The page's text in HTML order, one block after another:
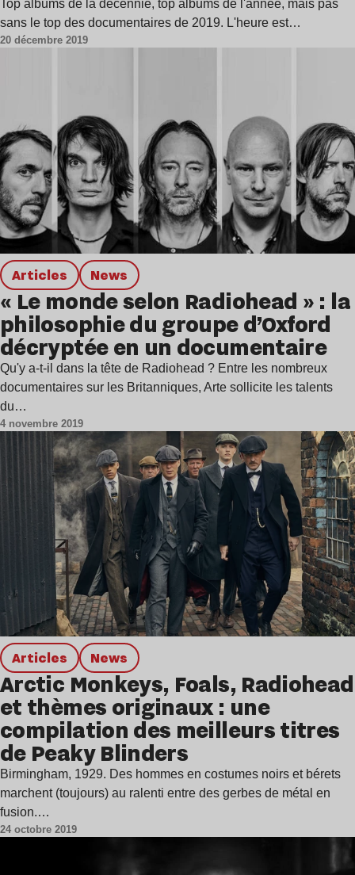
Top albums de la décennie, top albums de l'année, mais pas
sans le top des documentaires de 2019. L'heure est…
20 décembre 2019
Articles news
« Le monde selon Radiohead » : la
philosophie du groupe d’Oxford
décryptée en un documentaire
Qu'y a-t-il dans la tête de Radiohead ? Entre les nombreux
documentaires sur les Britanniques, Arte sollicite les talents
du…
4 novembre 2019
Articles news
Arctic Monkeys, Foals, Radiohead
et thèmes originaux : une
compilation des meilleurs titres
de Peaky Blinders
Birmingham, 1929. Des hommes en costumes noirs et bérets
marchent (toujours) au ralenti entre des gerbes de métal en
fusion.…
24 octobre 2019